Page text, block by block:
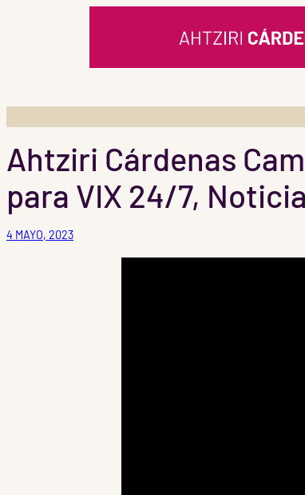
Ahtziri Cárdenas
para VIX 24/7,
4 MAYO, 2023